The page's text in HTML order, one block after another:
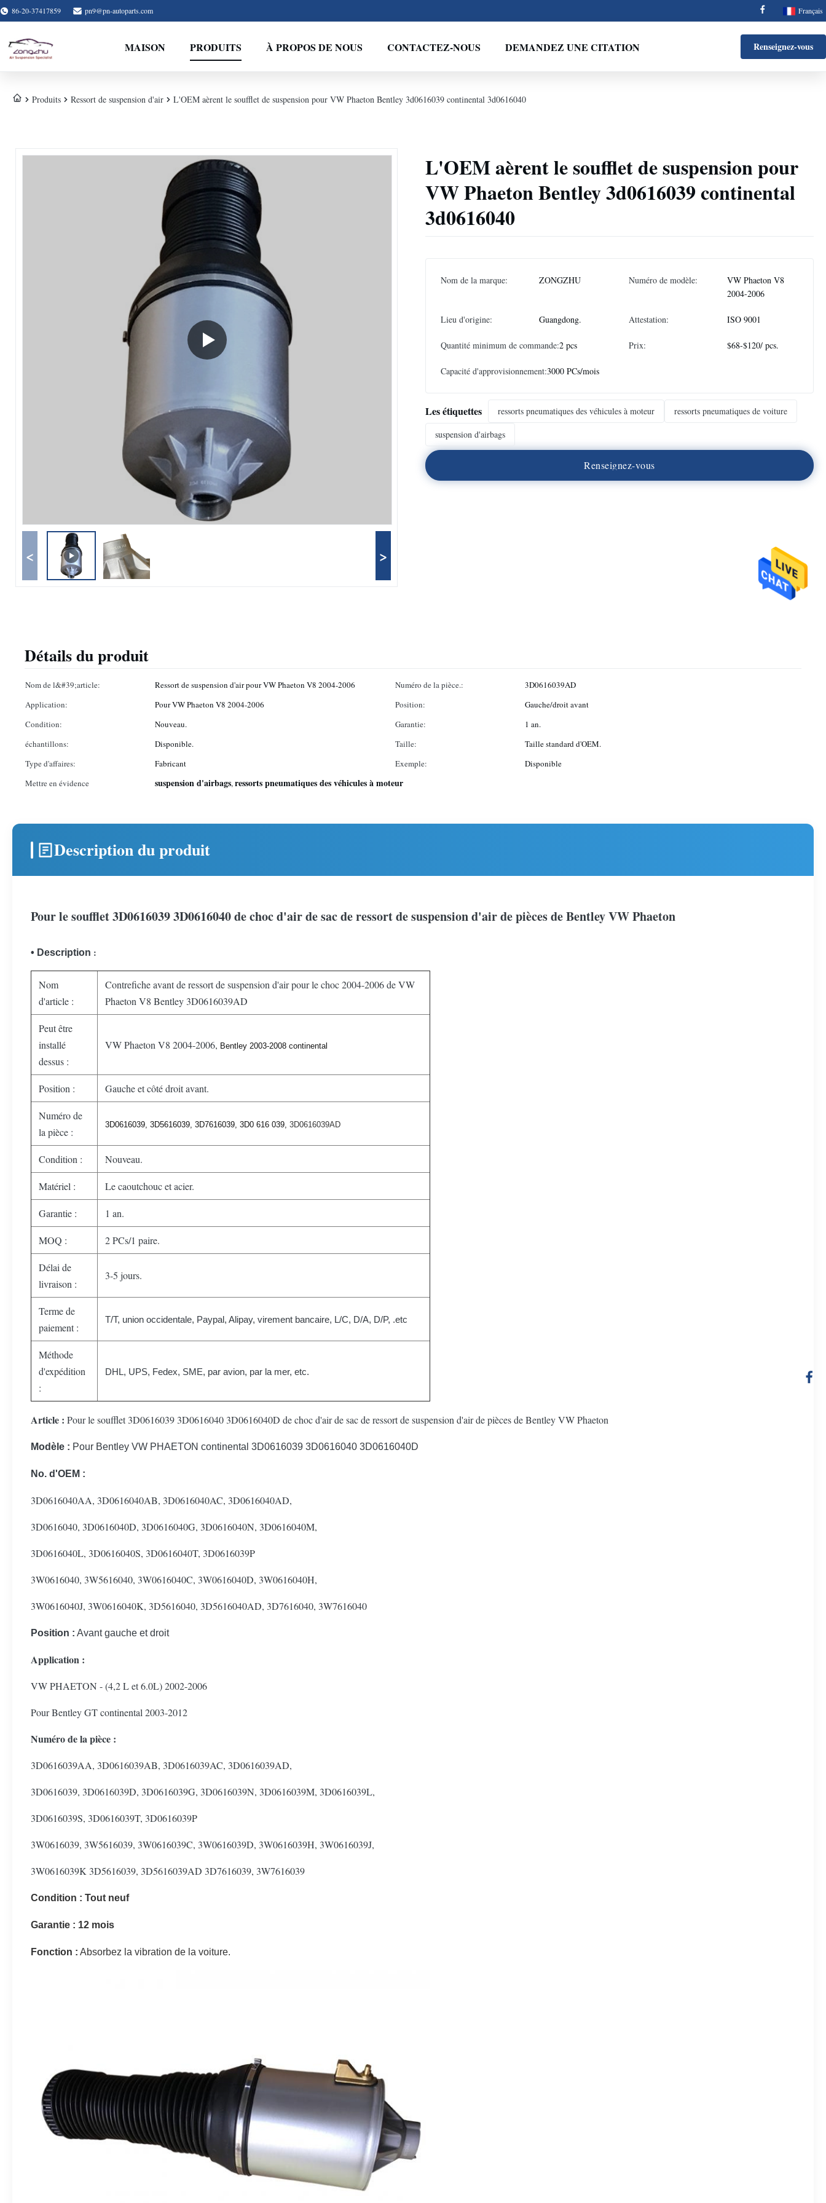
86-20-37417859 pn9@pn-autoparts.com Français
MAISON PRODUITS À PROPOS DE NOUS CONTACTEZ-NOUS DEMANDEZ UNE CITATION Renseignez-vous
Produits Ressort de suspension d'air L'OEM aèrent le soufflet de suspension pour VW Phaeton Bentley 3d0616039 continental 3d0616040
< >
L'OEM aèrent le soufflet de suspension pour
VW Phaeton Bentley 3d0616039 continental
3d0616040
Nom de la marque: ZONGZHU Numéro de modèle:
VW Phaeton V8
2004-2006
Lieu d'origine: Guangdong. Attestation: ISO 9001
Quantité minimum de commande:2 pcs Prix: $68-$120/ pcs.
Capacité d'approvisionnement:3000 PCs/mois
Les étiquettes ressorts pneumatiques des véhicules à moteur
ressorts pneumatiques de voiture
suspension d'airbags
Renseignez-vous
Détails du produit
Nom de l&#39;article: Ressort de suspension d'air pour VW Phaeton V8 2004-2006 Numéro de la pièce.:
3D0616039AD
Application:
Pour VW Phaeton V8 2004-2006 Position:
Gauche/droit avant
Condition:
Nouveau. Garantie:
1 an.
échantillons:
Disponible. Taille:
Taille standard d'OEM.
Type d'affaires:
Fabricant Exemple:
Disponible
Mettre en évidence
suspension d'airbags,ressorts pneumatiques des véhicules à moteur
Description du produit
Pour le soufflet 3D0616039 3D0616040 de choc d'air de sac de ressort de suspension d'air de pièces de Bentley VW Phaeton
• Description :
Nom
d'article :
Contrefiche avant de ressort de suspension d'air pour le choc 2004-2006 de VW
Phaeton V8 Bentley 3D0616039AD
Peut être
installé
dessus :
VW Phaeton V8 2004-2006, Bentley 2003-2008 continental
Position : Gauche et côté droit avant.
Numéro de
la pièce :
3D0616039, 3D5616039, 3D7616039, 3D0 616 039, 3D0616039AD
Condition : Nouveau.
Matériel : Le caoutchouc et acier.
Garantie : 1 an.
MOQ : 2 PCs/1 paire.
Délai de
livraison :
3-5 jours.
Terme de
paiement :
T/T, union occidentale, Paypal, Alipay, virement bancaire, L/C, D/A, D/P, .etc
Méthode
d'expédition
:
DHL, UPS, Fedex, SME, par avion, par la mer, etc.
Article : Pour le soufflet 3D0616039 3D0616040 3D0616040D de choc d'air de sac de ressort de suspension d'air de pièces de Bentley VW Phaeton
Modèle : Pour Bentley VW PHAETON continental 3D0616039 3D0616040 3D0616040D
No. d'OEM :
3D0616040AA, 3D0616040AB, 3D0616040AC, 3D0616040AD,
3D0616040, 3D0616040D, 3D0616040G, 3D0616040N, 3D0616040M,
3D0616040L, 3D0616040S, 3D0616040T, 3D0616039P
3W0616040, 3W5616040, 3W0616040C, 3W0616040D, 3W0616040H,
3W0616040J, 3W0616040K, 3D5616040, 3D5616040AD, 3D7616040, 3W7616040
Position : Avant gauche et droit
Application :
VW PHAETON - (4,2 L et 6.0L) 2002-2006
Pour Bentley GT continental 2003-2012
Numéro de la pièce :
3D0616039AA, 3D0616039AB, 3D0616039AC, 3D0616039AD,
3D0616039, 3D0616039D, 3D0616039G, 3D0616039N, 3D0616039M, 3D0616039L,
3D0616039S, 3D0616039T, 3D0616039P
3W0616039, 3W5616039, 3W0616039C, 3W0616039D, 3W0616039H, 3W0616039J,
3W0616039K 3D5616039, 3D5616039AD 3D7616039, 3W7616039
Condition : Tout neuf
Garantie : 12 mois
Fonction : Absorbez la vibration de la voiture.